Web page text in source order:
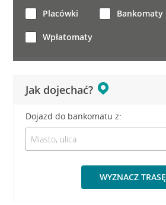
Jak dojechać?
Dojazd do bankomatu z:
WYZNACZ TRASĘ
Placówki Bankomaty
Wpłatomaty